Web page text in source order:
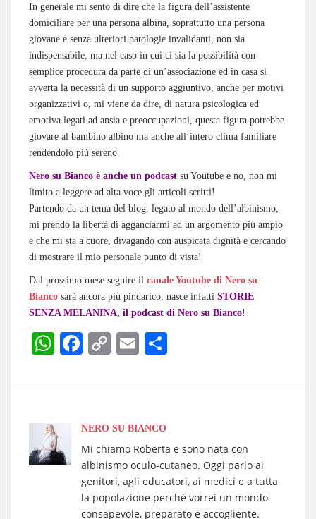
In generale mi sento di dire che la figura dell’assistente
domiciliare per una persona albina, soprattutto una persona
giovane e senza ulteriori patologie invalidanti, non sia
indispensabile, ma nel caso in cui ci sia la possibilità con
semplice procedura da parte di un’associazione ed in casa si
avverta la necessità di un supporto aggiuntivo, anche per motivi
organizzativi o, mi viene da dire, di natura psicologica ed
emotiva legati ad ansia e preoccupazioni, questa figura potrebbe
giovare al bambino albino ma anche all’intero clima familiare
rendendolo più sereno.
Nero su Bianco è anche un podcast su Youtube e no, non mi
limito a leggere ad alta voce gli articoli scritti!
Partendo da un tema del blog, legato al mondo dell’albinismo,
mi prendo la libertà di agganciarmi ad un argomento più ampio
e che mi sta a cuore, divagando con auspicata dignità e cercando
di mostrare il mio personale punto di vista!
Dal prossimo mese seguire il canale Youtube di Nero su
Bianco sarà ancora più pindarico, nasce infatti STORIE
SENZA MELANINA, il podcast di Nero su Bianco!
W
ts
pp
Fa
bo
C
y
nk
E
ail di
NERO SU BIANCO
Mi chiamo Roberta e sono nata con
albinismo oculo-cutaneo. Oggi parlo ai
genitori, agli educatori, ai medici e a tutta
la popolazione perchè vorrei un mondo
consapevole, preparato e accogliente.